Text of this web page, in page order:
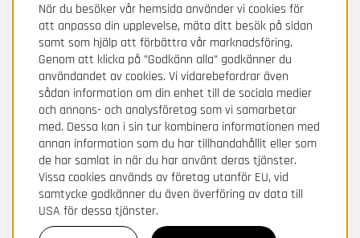
När du besöker vår hemsida använder vi cookies för
att anpassa din upplevelse, mäta ditt besök på sidan
samt som hjälp att förbättra vår marknadsföring.
Genom att klicka på ”Godkänn alla” godkänner du
användandet av cookies. Vi vidarebefordrar även
sådan information om din enhet till de sociala medier
och annons- och analysföretag som vi samarbetar
med. Dessa kan i sin tur kombinera informationen med
annan information som du har tillhandahållit eller som
de har samlat in när du har använt deras tjänster.
Vissa cookies används av företag utanför EU, vid
samtycke godkänner du även överföring av data till
USA för dessa tjänster.